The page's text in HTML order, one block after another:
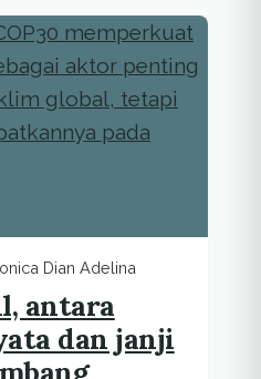
Dian Adelina
antara
dan janji